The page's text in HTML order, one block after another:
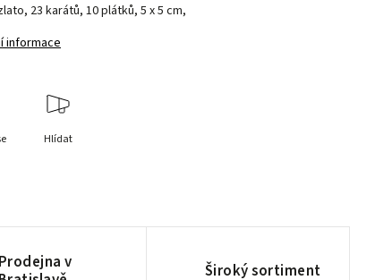
23 karátů, 10 plátků, 5 x 5 cm,
informace
Hlídat
Prodejna v
Široký sortiment